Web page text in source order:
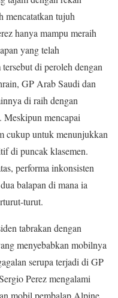
mencatatkan tujuh
hanya mampu meraih
yang telah
di peroleh dengan
GP Arab Saudi dan
di raih dengan
Meskipun mencapai
cukup untuk menunjukkan
di puncak klasemen.
performa inkonsisten
balapan di mana ia
turut.
tabrakan dengan
menyebabkan mobilnya
serupa terjadi di GP
Perez mengalami
mobil pembalap Alpine,